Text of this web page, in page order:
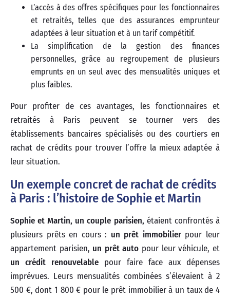
L’accès à des offres spécifiques pour les fonctionnaires
et retraités, telles que des assurances emprunteur
adaptées à leur situation et à un tarif compétitif.
La simplification de la gestion des finances
personnelles, grâce au regroupement de plusieurs
emprunts en un seul avec des mensualités uniques et
plus faibles.
Pour profiter de ces avantages, les fonctionnaires et
retraités à Paris peuvent se tourner vers des
établissements bancaires spécialisés ou des courtiers en
rachat de crédits pour trouver l’offre la mieux adaptée à
leur situation.
Un exemple concret de rachat de crédits
à Paris : l’histoire de Sophie et Martin
Sophie et Martin, un couple parisien,étaient confrontés à
plusieurs prêts en cours : un prêt immobilierpour leur
appartement parisien, un prêt auto pour leur véhicule, et
un crédit renouvelable pour faire face aux dépenses
imprévues. Leurs mensualités combinées s’élevaient à 2
500 €, dont 1 800 € pour le prêt immobilier à un taux de 4